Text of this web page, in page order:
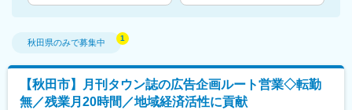
秋田県のみで募集中
【秋田市】月刊タウン誌の広告企画ルート営業◇転勤
無／残業月20時間／地域経済活性に貢献